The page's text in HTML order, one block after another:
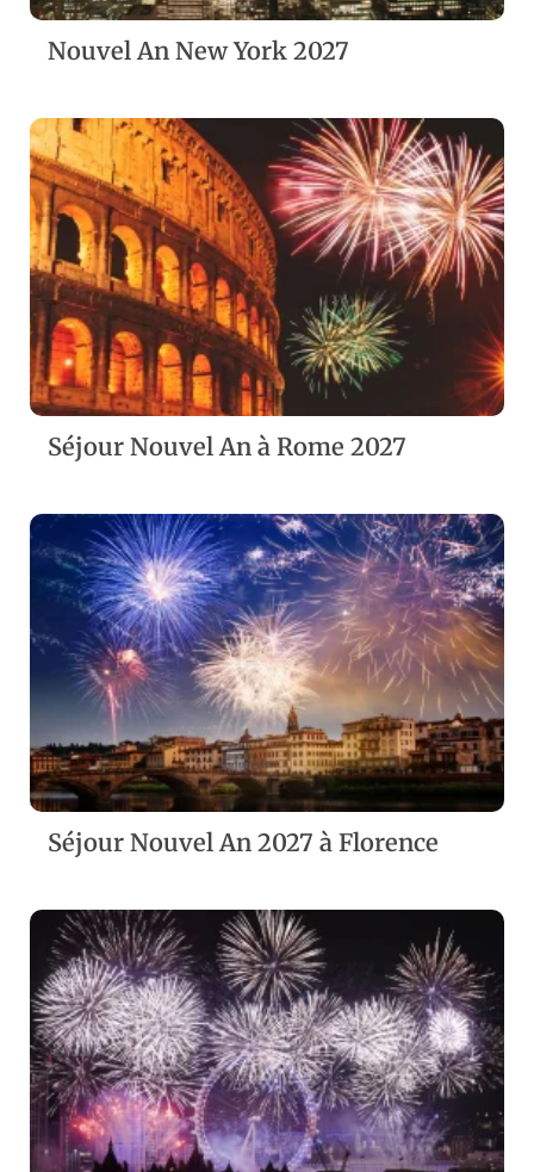
Nouvel An New York 2027
ZOOM VIEW
Séjour Nouvel An à Rome 2027
ZOOM VIEW
Séjour Nouvel An 2027 à Florence
ZOOM VIEW